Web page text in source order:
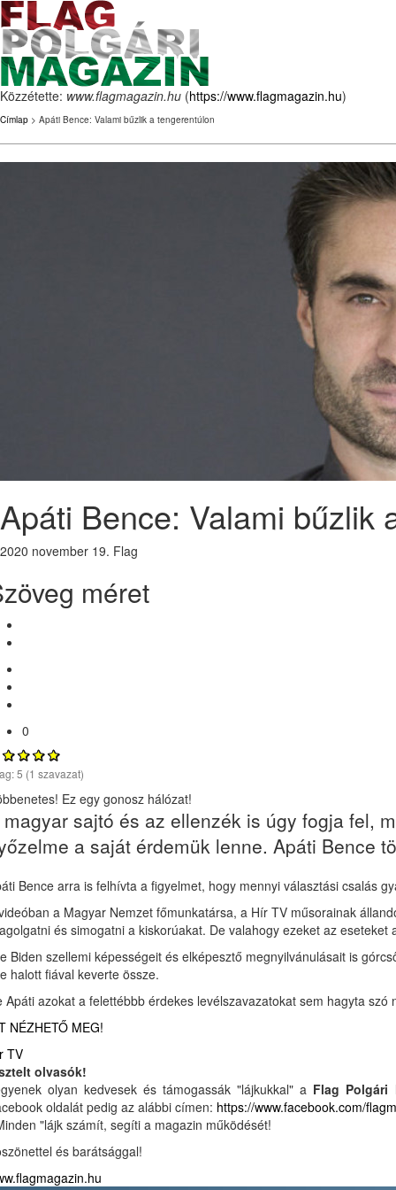
Közzétette: www.flagmagazin.hu (https://www.flagmagazin.hu)
Címlap > Apáti Bence: Valami bűzlik a tengerentúlon
Apáti Bence: Valami bűzlik
2020 november 19. Flag
méret
0
5 (1 szavazat)
Ez egy gonosz hálózat!
sajtó és az ellenzék is úgy fogja fel,
a saját érdemük lenne. Apáti Bence
Bence arra is felhívta a figyelmet, hogy mennyi választási csalás
a Magyar Nemzet főmunkatársa, a Hír TV műsorainak
és simogatni a kiskorúakat. De valahogy ezeket az
Biden szellemi képességeit és elképesztő megnyilvánulásait is
halott fiával keverte össze.
Apáti azokat a felettébbb érdekes levélszavazatokat sem hagyta
NÉZHETŐ MEG!
TV
olvasók!
olyan kedvesek és támogassák "lájkukkal" a Flag Polgári
oldalát pedig az alábbi címen: https://www.facebook.com/
"lájk számít, segíti a magazin működését!
és barátsággal!